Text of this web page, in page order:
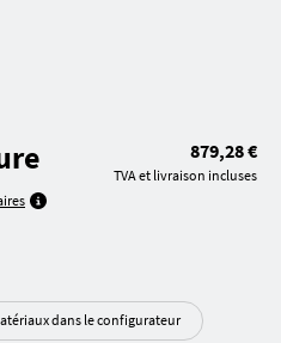
879,28 €
TVA et livraison incluses
dans le configurateur